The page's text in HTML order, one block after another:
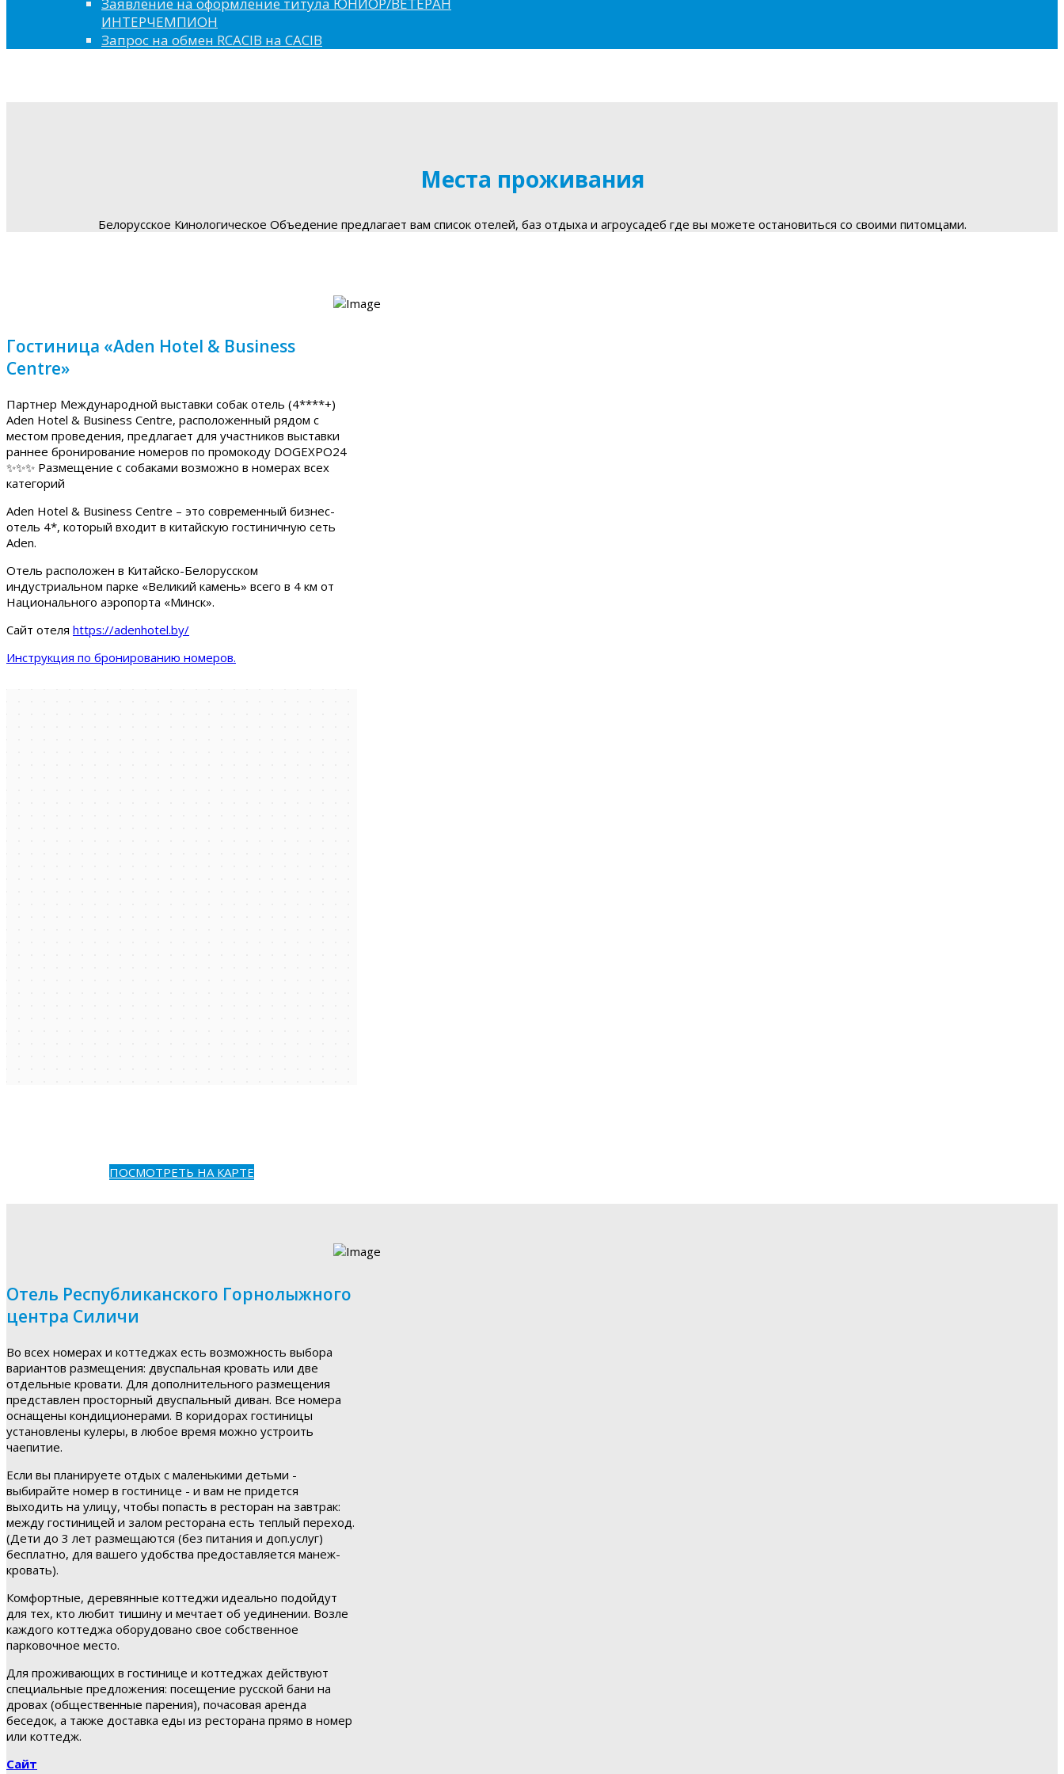
ИНТЕРЧЕМПИОН
Запрос на обмен RCACIB на CACIB
Места проживания
Белорусское Кинологическое Объедение предлагает вам список отелей, баз отдыха и агроусадеб где вы можете остановиться со своими питомцами.
Гостиница «Aden Hotel & Business
Centre»
Партнер Международной выставки собак отель (4****+)
Aden Hotel & Business Centre, расположенный рядом с
местом проведения, предлагает для участников выставки
раннее бронирование номеров по промокоду DOGEXPO24
✨✨✨ Размещение с собаками возможно в номерах всех
категорий
Aden Hotel & Business Centre – это современный бизнес-
отель 4*, который входит в китайскую гостиничную сеть
Aden.
Отель расположен в Китайско-Белорусском
индустриальном парке «Великий камень» всего в 4 км от
Национального аэропорта «Минск».
Сайт отеля https://adenhotel.by/
Инструкция по бронированию номеров.
ПОСМОТРЕТЬ НА КАРТЕ
Отель Республиканского Горнолыжного
центра Силичи
Во всех номерах и коттеджах есть возможность выбора
вариантов размещения: двуспальная кровать или две
отдельные кровати. Для дополнительного размещения
представлен просторный двуспальный диван. Все номера
оснащены кондиционерами. В коридорах гостиницы
установлены кулеры, в любое время можно устроить
чаепитие.
Если вы планируете отдых с маленькими детьми -
выбирайте номер в гостинице - и вам не придется
выходить на улицу, чтобы попасть в ресторан на завтрак:
между гостиницей и залом ресторана есть теплый переход.
(Дети до 3 лет размещаются (без питания и доп.услуг)
бесплатно, для вашего удобства предоставляется манеж-
кровать).
Комфортные, деревянные коттеджи идеально подойдут
для тех, кто любит тишину и мечтает об уединении. Возле
каждого коттеджа оборудовано свое собственное
парковочное место.
Для проживающих в гостинице и коттеджах действуют
специальные предложения: посещение русской бани на
дровах (общественные парения), почасовая аренда
беседок, а также доставка еды из ресторана прямо в номер
или коттедж.
Сайт